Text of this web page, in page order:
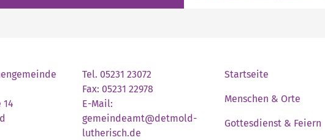
14
Tel. 05231 23072
Fax: 05231 22978
E-Mail:
gemeindeamt@detmold-
lutherisch.de
Startseite
Menschen & Orte
Gottesdienst & Feiern